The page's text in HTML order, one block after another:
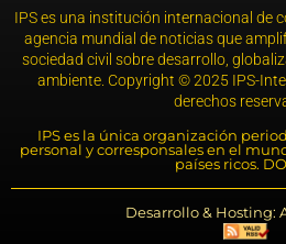
IPS es una institución internacional de
agencia mundial de noticias que
sociedad civil sobre desarrollo,
ambiente. Copyright © 2025 IPS-
derechos
IPS es la única organización
personal y corresponsales en el
países ricos.
Desarrollo & Hosting: